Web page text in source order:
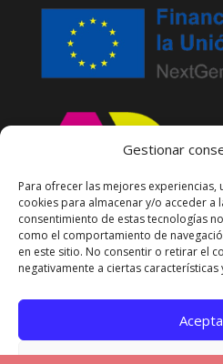
Gestionar
Para ofrecer las mejores
cookies para almacenar y/o acceder a
consentimiento de estas tecnologías
como el comportamiento de
en este sitio. No consentir o retirar el
negativamente a ciertas características